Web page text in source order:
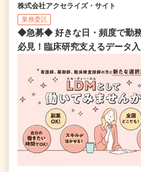
株式会社アクセライズ・サイト
業務委託
◆急募◆ 好きな日・頻度で勤
必見！臨床研究支えるデータ